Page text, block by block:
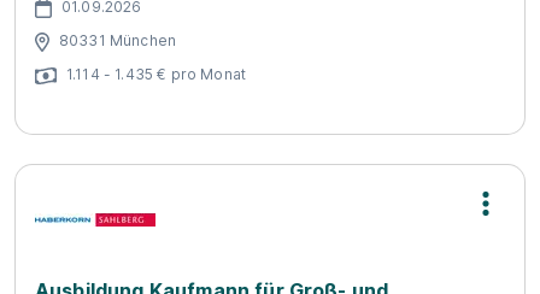
01.09.2026
80331 München
1.114 - 1.435 € pro Monat